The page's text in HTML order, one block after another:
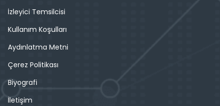
İzleyici Temsilcisi
Kullanım Koşulları
Aydınlatma Metni
Çerez Politikası
Biyografi
İletişim